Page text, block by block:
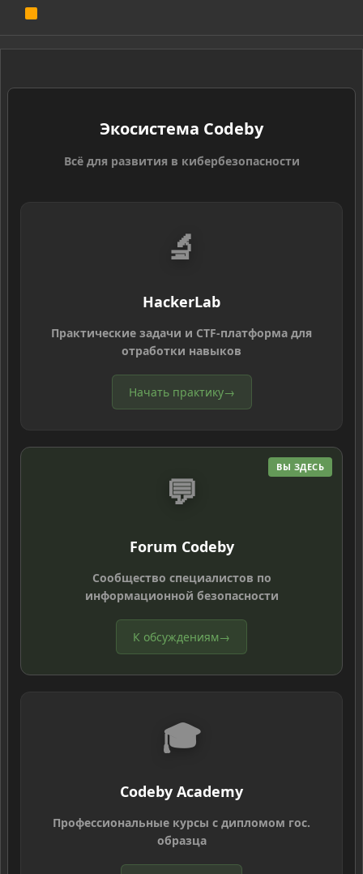
S
Экосистема Codeby
Всё для развития в кибербезопасности
🔬
HackerLab
Практические задачи и CTF-платформа для
отработки навыков
Начать практику→
ВЫ ЗДЕСЬ
💬
Forum Codeby
Сообщество специалистов по
информационной безопасности
К обсуждениям→
🎓
Codeby Academy
Профессиональные курсы с дипломом гос.
образца